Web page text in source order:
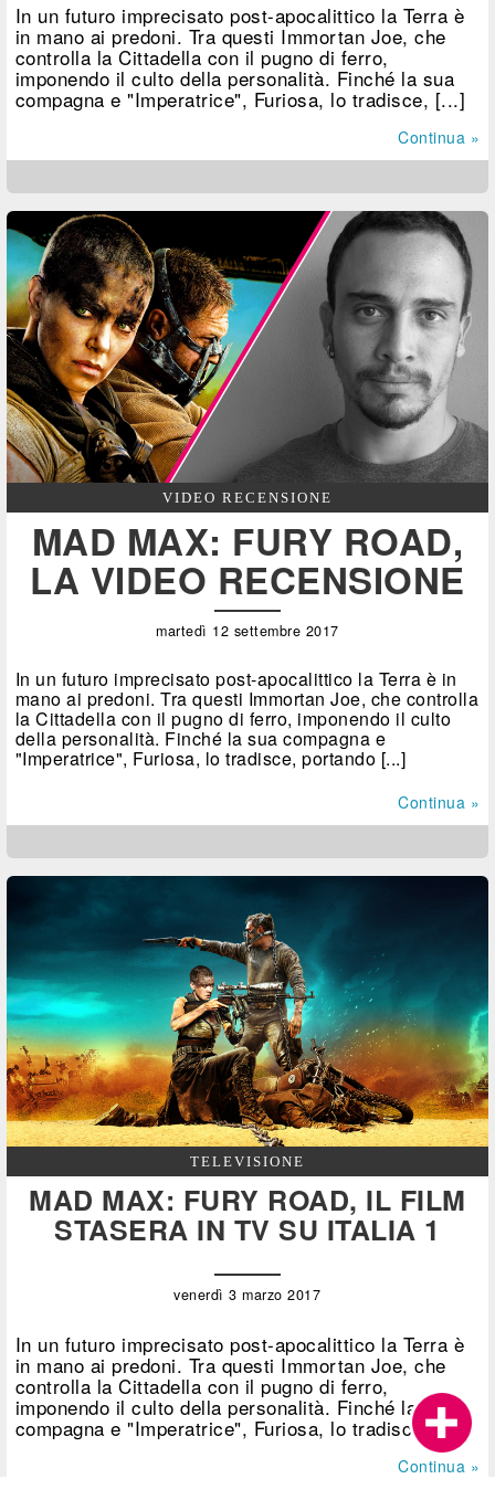
In un futuro imprecisato post-apocalittico la Terra è
in mano ai predoni. Tra questi Immortan Joe, che
controlla la Cittadella con il pugno di ferro,
imponendo il culto della personalità. Finché la sua
compagna e "Imperatrice", Furiosa, lo tradisce, [...]
Continua »
VIDEO RECENSIONE
MAD MAX: FURY ROAD,
LA VIDEO RECENSIONE
martedì 12 settembre 2017
In un futuro imprecisato post-apocalittico la Terra è in
mano ai predoni. Tra questi Immortan Joe, che controlla
la Cittadella con il pugno di ferro, imponendo il culto
della personalità. Finché la sua compagna e
"Imperatrice", Furiosa, lo tradisce, portando [...]
Continua »
TELEVISIONE
MAD MAX: FURY ROAD, IL FILM
STASERA IN TV SU ITALIA 1
venerdì 3 marzo 2017
In un futuro imprecisato post-apocalittico la Terra è
in mano ai predoni. Tra questi Immortan Joe, che
controlla la Cittadella con il pugno di ferro,
imponendo il culto della personalità. Finché la sua
compagna e "Imperatrice", Furiosa, lo tradisce, [...]
Continua »